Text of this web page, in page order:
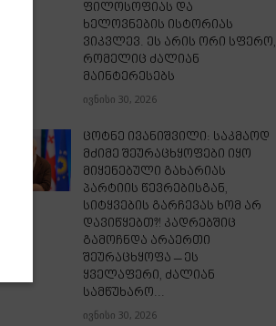
ფილოსოფიას და
ხელოვნების ისტორიას
ვიკვლევ. ეს არის ორი სფერო,
რომელიც ძალიან
მაინტერესებს
ივნისი 30, 2026
ცოტნე ივანიშვილი: საკმაოდ
მძიმე შეურაცხყოფები იყო
მიყენებული გახარიას
პარტიის წევრებისგან,
სიტყვების გარჩევას ხომ არ
დავიწყებთ?! კადრებშიც
გამოჩნდა არაერთი
შეურაცხყოფა – ეს
ყველაფერი, ძალიან
სამწუხარო...
ივნისი 30, 2026